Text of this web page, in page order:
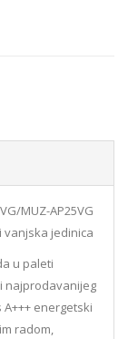
MUZ-AP25VG
vanjska jedinica
u paleti
najprodavanijeg
A+++ energetski
radom,